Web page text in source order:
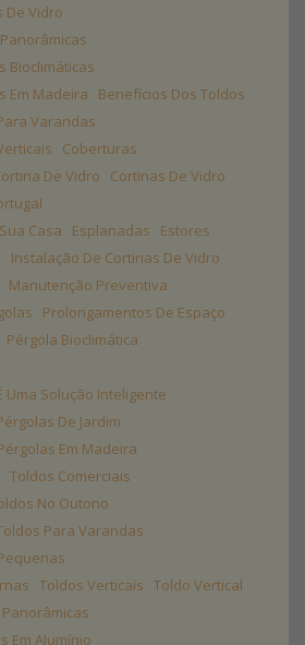
De Vidro
Bioclimáticas
Em Madeira
Benefícios Dos Toldos
Varandas
Coberturas
De Vidro
Cortinas De Vidro
Casa
Esplanadas
Estores
Instalação De Cortinas De Vidro
Manutenção Preventiva
Prolongamentos De Espaço
Pérgola Bioclimática
Uma Solução Inteligente
De Jardim
Em Madeira
Toldos Comerciais
No Outono
Para Varandas
Toldos Verticais Toldo Vertical
Em Alumínio